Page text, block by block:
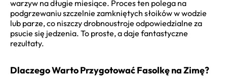
warzyw na długie miesiące. Proces ten polega na
podgrzewaniu szczelnie zamkniętych słoików w wodzie
lub parze, co niszczy drobnoustroje odpowiedzialne za
psucie się jedzenia. To proste, a daje fantastyczne
rezultaty.
Dlaczego Warto Przygotować Fasolkę na Zimę?